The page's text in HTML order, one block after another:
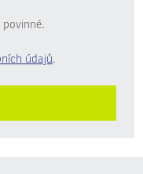
povinné.
údajů.